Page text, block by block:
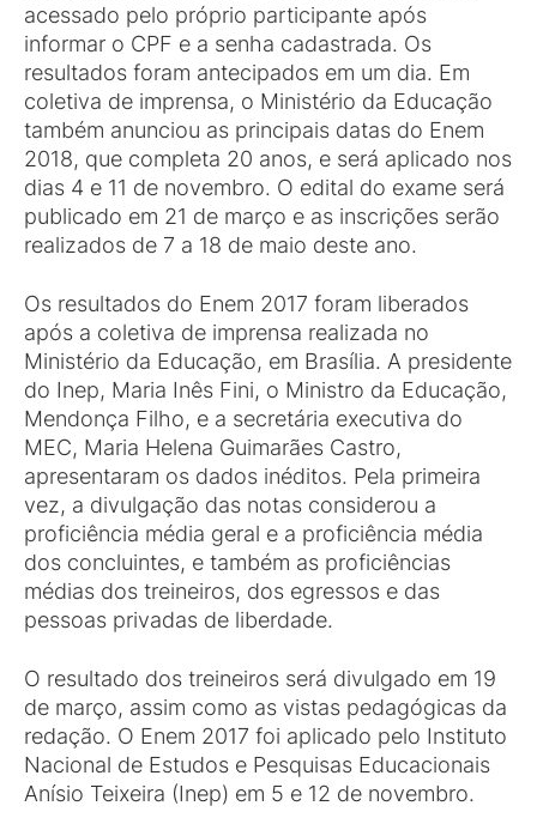
acessado pelo próprio participante após
informar o CPF e a senha cadastrada. Os
resultados foram antecipados em um dia. Em
coletiva de imprensa, o Ministério da Educação
também anunciou as principais datas do Enem
2018, que completa 20 anos, e será aplicado nos
dias 4 e 11 de novembro. O edital do exame será
publicado em 21 de março e as inscrições serão
realizados de 7 a 18 de maio deste ano.
Os resultados do Enem 2017 foram liberados
após a coletiva de imprensa realizada no
Ministério da Educação, em Brasília. A presidente
do Inep, Maria Inês Fini, o Ministro da Educação,
Mendonça Filho, e a secretária executiva do
MEC, Maria Helena Guimarães Castro,
apresentaram os dados inéditos. Pela primeira
vez, a divulgação das notas considerou a
proficiência média geral e a proficiência média
dos concluintes, e também as proficiências
médias dos treineiros, dos egressos e das
pessoas privadas de liberdade.
O resultado dos treineiros será divulgado em 19
de março, assim como as vistas pedagógicas da
redação. O Enem 2017 foi aplicado pelo Instituto
Nacional de Estudos e Pesquisas Educacionais
Anísio Teixeira (Inep) em 5 e 12 de novembro.